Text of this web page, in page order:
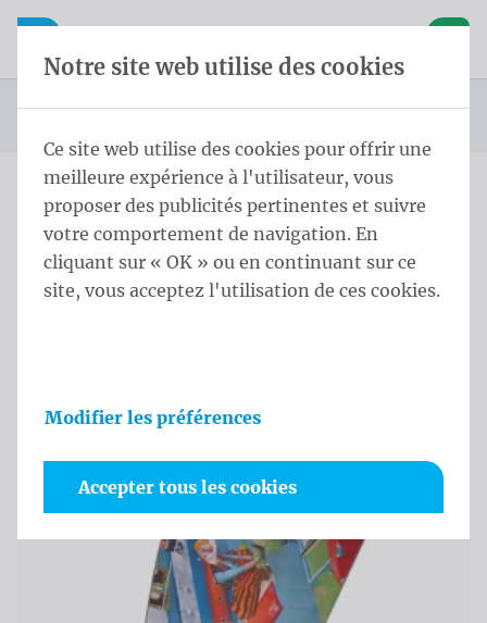
Skip content
Sauter la sélection de la langue
Ouvrir la navigation mobile
Page d'accueil
Produits
Drapeaux Beach
Beachdrop Beachdrop L 300x120 cm Eco Polymesh
Beachdrop L 300x120 cm
Eco Polymesh
Notre site web utilise des cookies
Ce site web utilise des cookies pour offrir une
meilleure expérience à l'utilisateur, vous
proposer des publicités pertinentes et suivre
votre comportement de navigation. En
cliquant sur « OK » ou en continuant sur ce
site, vous acceptez l'utilisation de ces cookies.
Modifier les préférences
Accepter tous les cookies